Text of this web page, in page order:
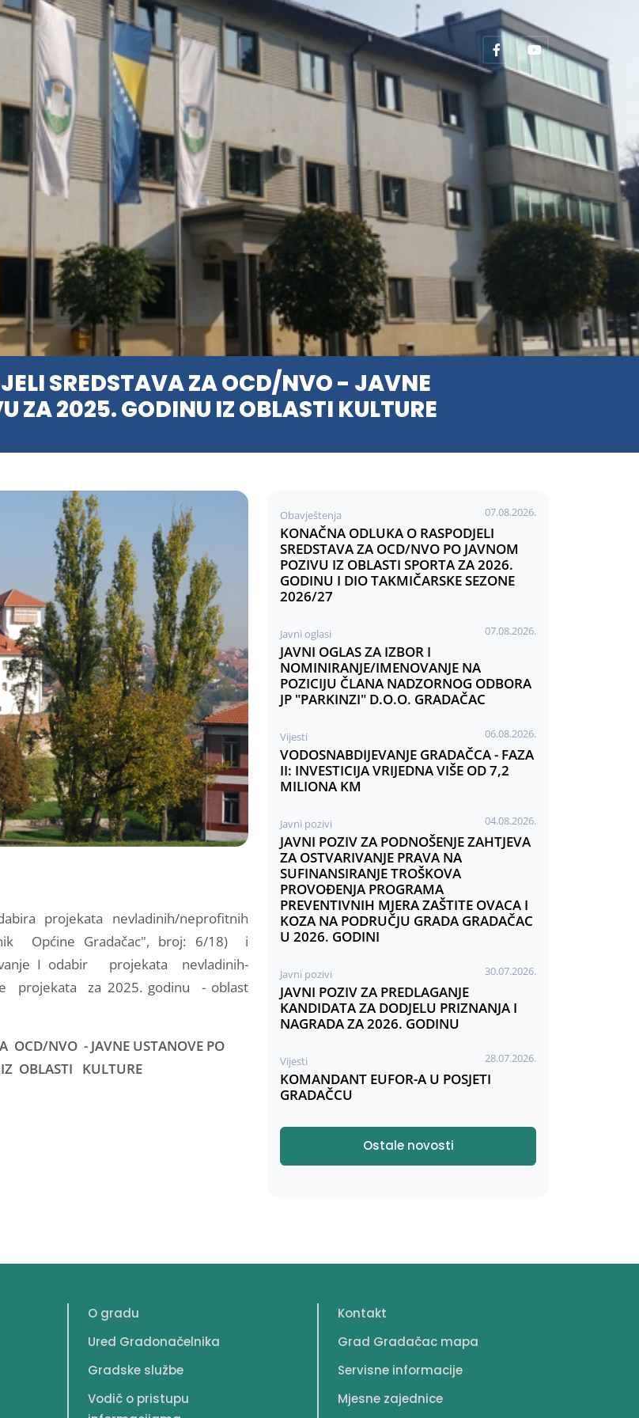
SREDSTAVA ZA OCD/NVO - JAVNE
ZA 2025. GODINU IZ OBLASTI KULTURE
projekata nevladinih/neprofitnih
Općine Gradačac", broj: 6/18) i
I odabir projekata nevladinih-
projekata za 2025. godinu - oblast
OCD/NVO - JAVNE USTANOVE PO
IZ OBLASTI KULTURE
Obavještenja 07.08.2026.
KONAČNA ODLUKA O RASPODJELI
SREDSTAVA ZA OCD/NVO PO JAVNOM
POZIVU IZ OBLASTI SPORTA ZA 2026.
GODINU I DIO TAKMIČARSKE SEZONE
2026/27
Javni oglasi 07.08.2026.
JAVNI OGLAS ZA IZBOR I
NOMINIRANJE/IMENOVANJE NA
POZICIJU ČLANA NADZORNOG ODBORA
JP "PARKINZI" D.O.O. GRADAČAC
Vijesti 06.08.2026.
VODOSNABDIJEVANJE GRADAČCA - FAZA
II: INVESTICIJA VRIJEDNA VIŠE OD 7,2
MILIONA KM
Javni pozivi 04.08.2026.
JAVNI POZIV ZA PODNOŠENJE ZAHTJEVA
ZA OSTVARIVANJE PRAVA NA
SUFINANSIRANJE TROŠKOVA
PROVOĐENJA PROGRAMA
PREVENTIVNIH MJERA ZAŠTITE OVACA I
KOZA NA PODRUČJU GRADA GRADAČAC
U 2026. GODINI
Javni pozivi 30.07.2026.
JAVNI POZIV ZA PREDLAGANJE
KANDIDATA ZA DODJELU PRIZNANJA I
NAGRADA ZA 2026. GODINU
Vijesti 28.07.2026.
KOMANDANT EUFOR-A U POSJETI
GRADAČCU
Ostale novosti
O gradu
Ured Gradonačelnika
Gradske službe
Vodič o pristupu
Kontakt
Grad Gradačac mapa
Servisne informacije
Mjesne zajednice